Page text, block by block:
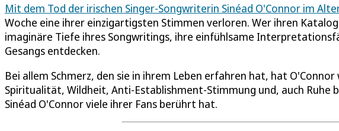
Mit dem Tod der irischen Singer-Songwriterin Sinéad O'Connor im
Woche eine ihrer einzigartigsten Stimmen verloren. Wer ihren
imaginäre Tiefe ihres Songwritings, ihre einfühlsame
Gesangs entdecken.
Bei allem Schmerz, den sie in ihrem Leben erfahren hat, hat
Spiritualität, Wildheit, Anti-Establishment-Stimmung und, auch Ruhe
Sinéad O'Connor viele ihrer Fans berührt hat.